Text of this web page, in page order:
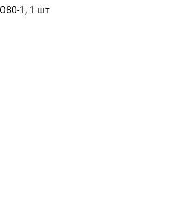
1, 1 шт